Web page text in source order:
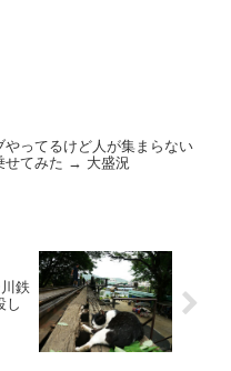
やってるけど人が集まらない
せてみた → 大盛況
鉄
し